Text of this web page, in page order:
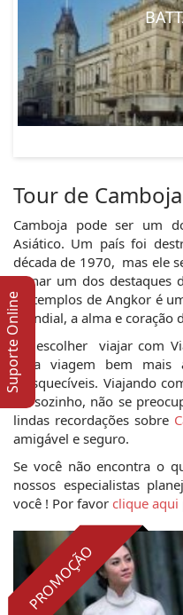
Tour de Camboja
Camboja pode ser um
Asiático. Um país foi
década de 1970,  mas ele
tornar um dos destaques
de templos de Angkor é
mundial, a alma e coração
Ao escolher  viajar com
uma viagem bem mais
inesquecíveis. Viajando
ou sozinho, não se
lindas recordações sobre
amigável e seguro.
Se você não encontra o
nossos especialistas
você ! Por favor clique aqui
PROMOÇÃO
Suporte Online